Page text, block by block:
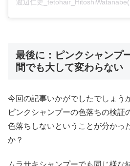
最後に：ピンクシャンプ
間でも大して変わらない
今回の記事いかがでしたでしょう
ピンクシャンプーの色落ちの検証
色落ちしないということが分かっ
か？